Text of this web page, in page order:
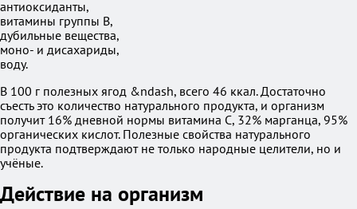
антиоксиданты,
витамины группы В,
дубильные вещества,
моно- и дисахариды,
воду.
В 100 г полезных ягод &ndash, всего 46 ккал. Достаточно
съесть это количество натурального продукта, и организм
получит 16% дневной нормы витамина С, 32% марганца, 95%
органических кислот. Полезные свойства натурального
продукта подтверждают не только народные целители, но и
учёные.
Действие на организм